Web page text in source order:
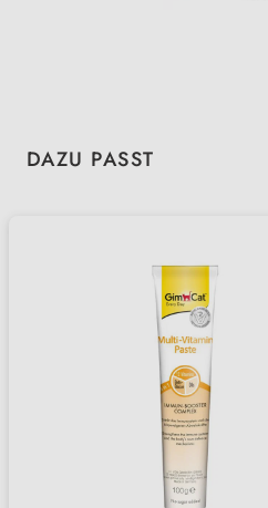
Produktgalerie überspringen
DAZU PASST